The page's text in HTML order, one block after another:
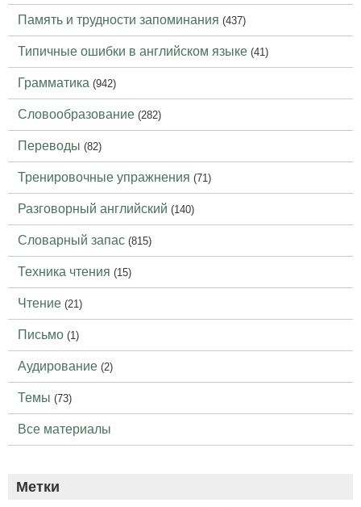
Память и трудности запоминания (437)
Типичные ошибки в английском языке (41)
Грамматика (942)
Словообразование (282)
Переводы (82)
Тренировочные упражнения (71)
Разговорный английский (140)
Словарный запас (815)
Техника чтения (15)
Чтение (21)
Письмо (1)
Аудирование (2)
Темы (73)
Все материалы
Метки